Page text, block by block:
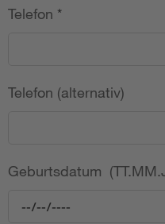
Telefon *
Telefon (alternativ)
Geburtsdatum